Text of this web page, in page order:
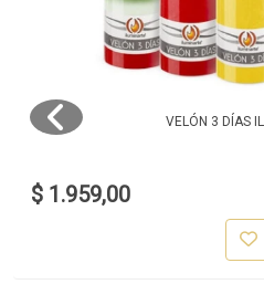
VELÓN 3 DÍAS
$ 1.959,00